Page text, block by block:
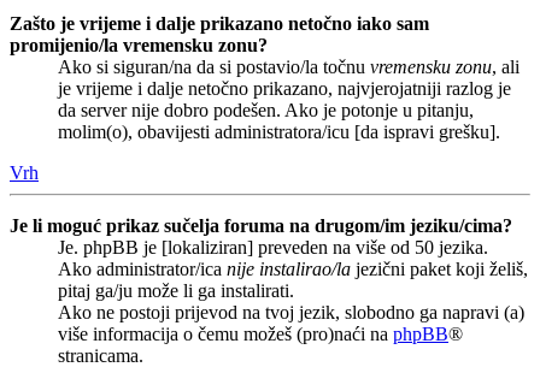
Zašto je vrijeme i dalje prikazano netočno iako sam
promijenio/la vremensku zonu?
Ako si siguran/na da si postavio/la točnu vremensku zonu, ali
je vrijeme i dalje netočno prikazano, najvjerojatniji razlog je
da server nije dobro podešen. Ako je potonje u pitanju,
molim(o), obavijesti administratora/icu [da ispravi grešku].
Vrh
Je li moguć prikaz sučelja foruma na drugom/im jeziku/cima?
Je. phpBB je [lokaliziran] preveden na više od 50 jezika.
Ako administrator/ica nije instalirao/la jezični paket koji želiš,
pitaj ga/ju može li ga instalirati.
Ako ne postoji prijevod na tvoj jezik, slobodno ga napravi (a)
više informacija o čemu možeš (pro)naći na phpBB®
stranicama.